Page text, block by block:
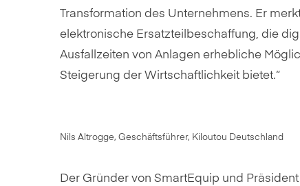
Transformation des Unternehmens. Er
elektronische Ersatzteilbeschaffung, die
Ausfallzeiten von Anlagen erhebliche
Steigerung der Wirtschaftlichkeit bietet.“
Nils Altrogge, Geschäftsführer, Kiloutou Deutschland
Der Gründer von SmartEquip und